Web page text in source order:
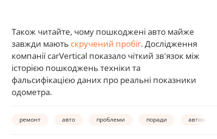
Також читайте, чому пошкоджені авто майже
завжди мають скручений пробіг. Дослідження
компанії carVertical показало чіткий зв'язок між
історією пошкоджень техніки та
фальсифікацією даних про реальні показники
одометра.
ремонт авто проблеми поради